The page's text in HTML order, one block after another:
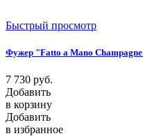
Быстрый просмотр
Фужер "Fatto a Mano
7 730 руб.
Добавить
в корзину
Добавить
в избранное